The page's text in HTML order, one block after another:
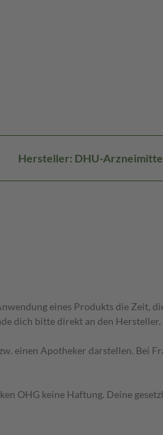
Hersteller: DHU-
eines Produkts die Zeit,
dich bitte direkt an den Hersteller.
einen Apotheker darstellen. Bei
OHG keine Haftung. Deine